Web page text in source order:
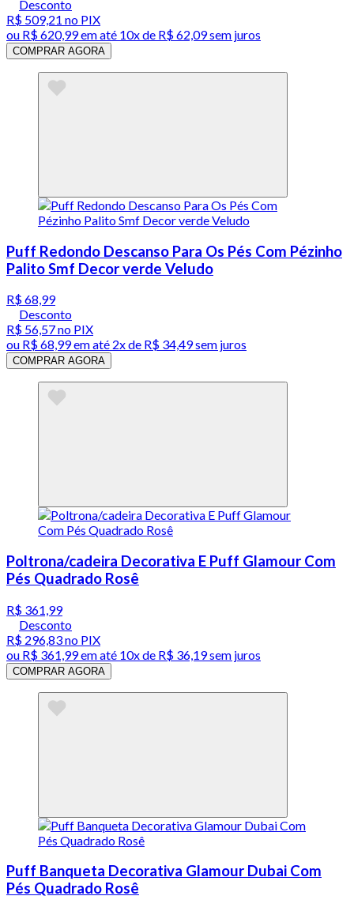
Desconto
R$ 509,21 no PIX
ou R$ 620,99em até 10x de R$ 62,09 sem juros
COMPRAR AGORA
Puff Redondo Descanso Para Os Pés Com Pézinho
Palito Smf Decor verde Veludo
R$ 68,99
Desconto
R$ 56,57no PIX
ou R$ 68,99em até 2x de R$ 34,49 sem juros
COMPRAR AGORA
Poltrona/cadeira Decorativa E Puff Glamour Com
Pés Quadrado Rosê
R$ 361,99
Desconto
R$ 296,83no PIX
ou R$ 361,99em até 10x de R$ 36,19 sem juros
COMPRAR AGORA
Puff Banqueta Decorativa Glamour Dubai Com
Pés Quadrado Rosê